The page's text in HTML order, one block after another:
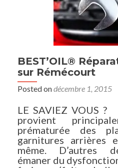
BEST’OIL®
sur Rémécourt
Posted ondécembre 1, 2015
LE SAVIEZ VOUS ?
provient
prématurée des
garnitures arrières
même. D’autres
émaner du